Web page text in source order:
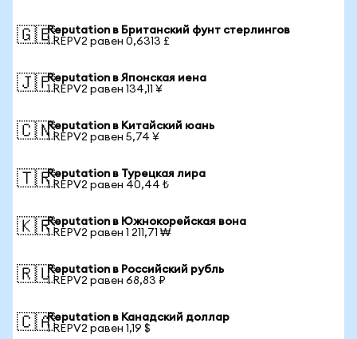
🇬🇧Reputation в Британский фунт стерлингов
1 REPV2 равен 0,6313 £
🇯🇵Reputation в Японская иена
1 REPV2 равен 134,11 ¥
🇨🇳Reputation в Китайский юань
1 REPV2 равен 5,74 ¥
🇹🇷Reputation в Турецкая лира
1 REPV2 равен 40,44 ₺
🇰🇷Reputation в Южнокорейская вона
1 REPV2 равен 1 211,71 ₩
🇷🇺Reputation в Российский рубль
1 REPV2 равен 68,83 ₽
🇨🇦Reputation в Канадский доллар
1 REPV2 равен 1,19 $